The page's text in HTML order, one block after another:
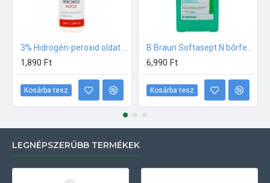
1,890 Ft
Kosárba tesz
6,990 Ft
Kosárba tesz
LEGNÉPSZERŰBB TERMÉKEK